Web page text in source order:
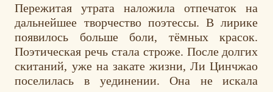
Пережитая утрата наложила отпечаток на
дальнейшее творчество поэтессы. В лирике
появилось больше боли, тёмных красок.
Поэтическая речь стала строже. После долгих
скитаний, уже на закате жизни, Ли Цинчжао
поселилась в уединении. Она не искала